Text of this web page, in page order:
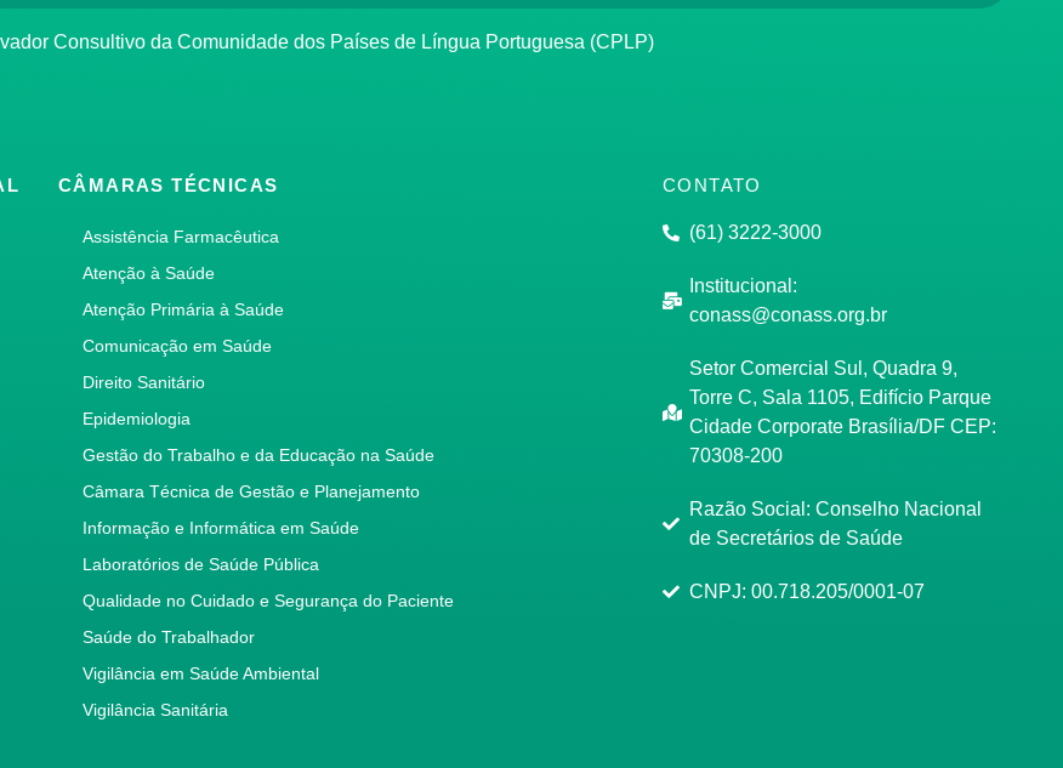
Consultivo da Comunidade dos Países de Língua Portuguesa (CPLP)
CÂMARAS TÉCNICAS
Assistência Farmacêutica
Atenção à Saúde
Atenção Primária à Saúde
Comunicação em Saúde
Direito Sanitário
Epidemiologia
Gestão do Trabalho e da Educação na Saúde
Câmara Técnica de Gestão e Planejamento
Informação e Informática em Saúde
Laboratórios de Saúde Pública
Qualidade no Cuidado e Segurança do Paciente
Saúde do Trabalhador
Vigilância em Saúde Ambiental
Vigilância Sanitária
CONTATO
(61) 3222-3000
Institucional:
conass@conass.org.br
Setor Comercial Sul, Quadra 9,
Torre C, Sala 1105, Edifício Parque
Cidade Corporate Brasília/DF CEP:
70308-200
Razão Social: Conselho Nacional
de Secretários de Saúde
CNPJ: 00.718.205/0001-07